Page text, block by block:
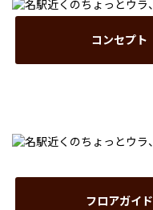
コンセプト
フロアガイド